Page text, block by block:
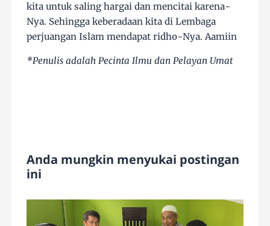
kita untuk saling hargai dan mencitai karena-
Nya. Sehingga keberadaan kita di Lembaga
perjuangan Islam mendapat ridho-Nya. Aamiin
*Penulis adalah Pecinta Ilmu dan Pelayan Umat
Anda mungkin menyukai postingan
ini